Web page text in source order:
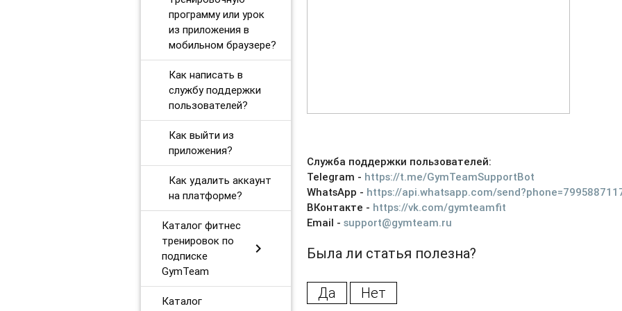
программу или урок
из приложения в
мобильном браузере?
Как написать в
службу поддержки
пользователей?
Как выйти из
приложения?
Как удалить аккаунт
на платформе?
Каталог фитнес
тренировок по
подписке
GymTeam
chevron_right
Каталог
Служба поддержки пользователей:
Telegram - https://t.me/GymTeamSupportBot
WhatsApp - https://api.whatsapp.com/
ВКонтакте - https://vk.com/gymteamfit
Email -support@gymteam.ru
Была ли статья полезна?
Да Нет